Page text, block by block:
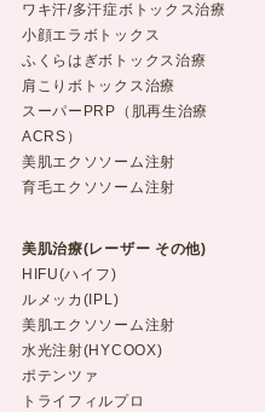
ワキ汗/多汗症ボトックス治療
小顔エラボトックス
ふくらはぎボトックス治療
肩こりボトックス治療
スーパーPRP（肌再生治療
ACRS）
美肌エクソソーム注射
育毛エクソソーム注射
美肌治療(レーザー その他)
HIFU(ハイフ)
ルメッカ(IPL)
美肌エクソソーム注射
水光注射(HYCOOX)
ポテンツァ
トライフィルプロ